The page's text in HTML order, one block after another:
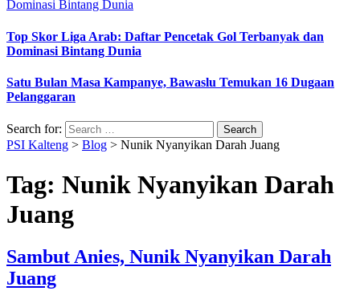
Top Skor Liga Arab: Daftar Pencetak Gol Terbanyak dan
Dominasi Bintang Dunia
Satu Bulan Masa Kampanye, Bawaslu Temukan 16 Dugaan
Pelanggaran
Search for:
PSI Kalteng > Blog > Nunik Nyanyikan Darah Juang
Tag: Nunik Nyanyikan Darah
Juang
Sambut Anies, Nunik Nyanyikan Darah
Juang